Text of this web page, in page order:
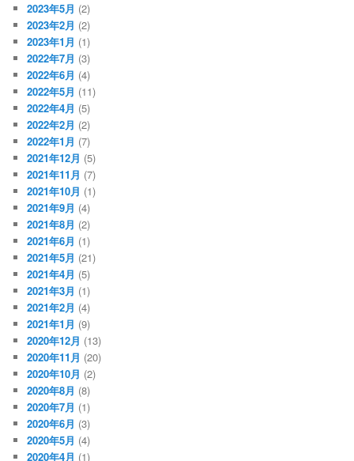
2023年5月 (2)
2023年2月 (2)
2023年1月 (1)
2022年7月 (3)
2022年6月 (4)
2022年5月 (11)
2022年4月 (5)
2022年2月 (2)
2022年1月 (7)
2021年12月 (5)
2021年11月 (7)
2021年10月 (1)
2021年9月 (4)
2021年8月 (2)
2021年6月 (1)
2021年5月 (21)
2021年4月 (5)
2021年3月 (1)
2021年2月 (4)
2021年1月 (9)
2020年12月 (13)
2020年11月 (20)
2020年10月 (2)
2020年8月 (8)
2020年7月 (1)
2020年6月 (3)
2020年5月 (4)
2020年4月 (1)